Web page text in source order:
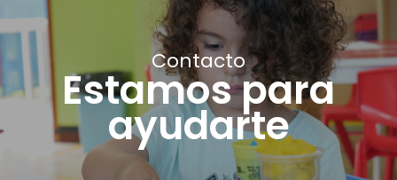
Contacto
Estamos para
ayudarte